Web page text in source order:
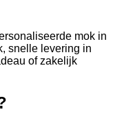
mok in
snelle levering in
of zakelijk